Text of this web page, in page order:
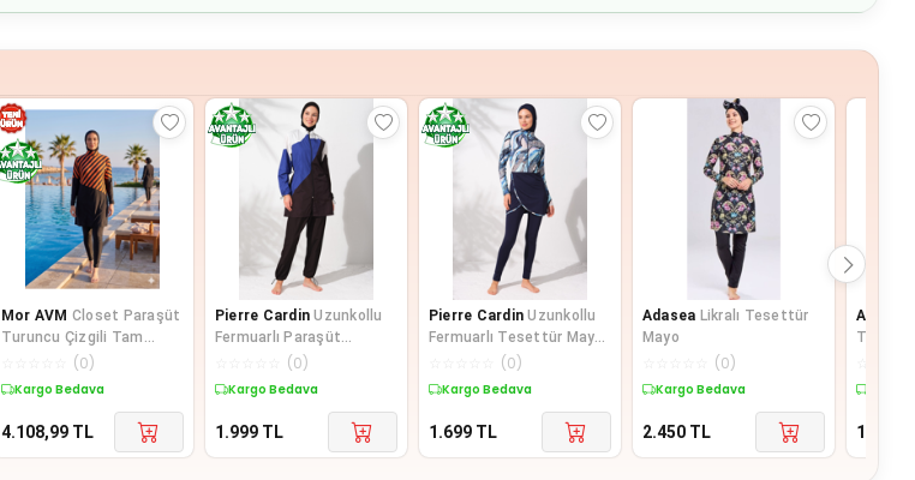
Mor AVM Closet Paraşüt
Turuncu Çizgili Tam
Kapalı Büzgülü Spor
Likralı Te
(0)
Kargo Bedava
4.108,99 TL
Pierre Cardin Uzunkollu
Fermuarlı Paraşüt
Tesettür Mayo Desenli
231920
(0)
Kargo Bedava
1.999 TL
Pierre Cardin Uzunkollu
Fermuarlı Tesettür Mayo
Desenli 231911
(0)
Kargo Bedava
1.699 TL
Adasea Likralı Tesettür
Mayo
(0)
Kargo Bedava
2.450 TL
Adasea